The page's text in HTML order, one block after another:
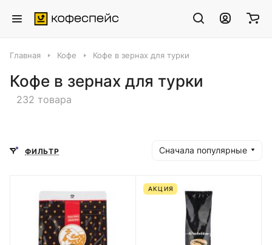
Главная Кофе Кофе в зернах для турки
Кофе в зернах для турки
232 товара
ФИЛЬТР Сначала популярные
АКЦИЯ